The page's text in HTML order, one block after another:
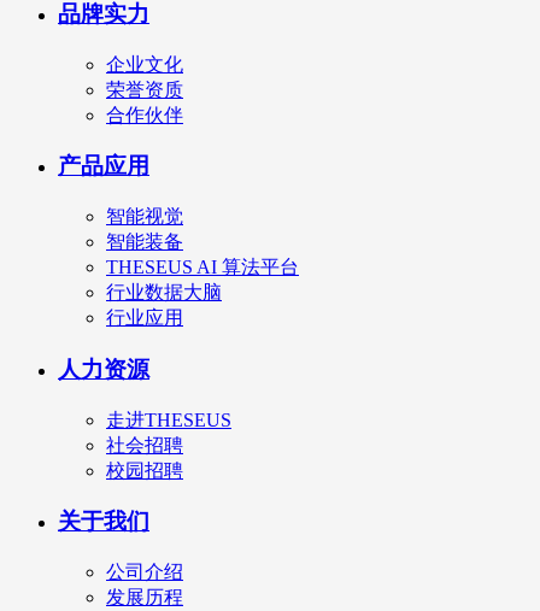
品牌实力
企业文化
荣誉资质
合作伙伴
产品应用
智能视觉
智能装备
THESEUS AI 算法平台
行业数据大脑
行业应用
人力资源
走进THESEUS
社会招聘
校园招聘
关于我们
公司介绍
发展历程